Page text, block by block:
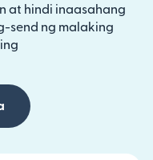
at hindi inaasahang
send ng malaking